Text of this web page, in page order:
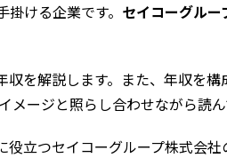
ける企業です。 セイコーグル
を解説します。また、年収を
メージと照らし合わせながら読
立つセイコーグループ株式会